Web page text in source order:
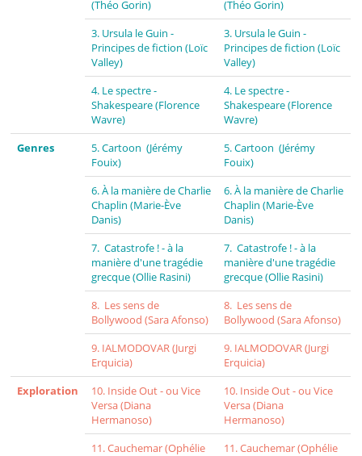
(Théo Gorin)
(Théo Gorin)
3. Ursula le Guin -
Principes de fiction (Loïc
Valley)
3. Ursula le Guin -
Principes de fiction (Loïc
Valley)
4. Le spectre -
Shakespeare (Florence
Wavre)
4. Le spectre -
Shakespeare (Florence
Wavre)
Genres
5. Cartoon (Jérémy
Fouix)
5. Cartoon (Jérémy
Fouix)
6. À la manière de Charlie
Chaplin (Marie-Ève
Danis)
6. À la manière de Charlie
Chaplin (Marie-Ève
Danis)
7. Catastrofe ! - à la
manière d'une tragédie
grecque (Ollie Rasini)
7. Catastrofe ! - à la
manière d'une tragédie
grecque (Ollie Rasini)
8. Les sens de
Bollywood (Sara Afonso)
8. Les sens de
Bollywood (Sara Afonso)
9. IALMODOVAR (Jurgi
Erquicia)
9. IALMODOVAR (Jurgi
Erquicia)
Exploration
10. Inside Out - ou Vice
Versa (Diana
Hermanoso)
10. Inside Out - ou Vice
Versa (Diana
Hermanoso)
11. Cauchemar (Ophélie
11. Cauchemar (Ophélie